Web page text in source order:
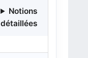
Notions
détaillées